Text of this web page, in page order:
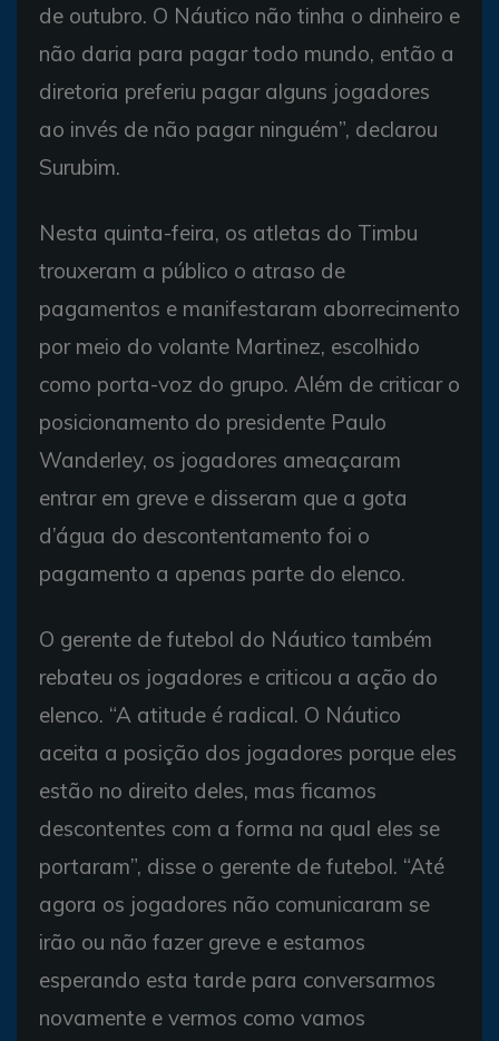
de outubro. O Náutico não tinha o dinheiro e
não daria para pagar todo mundo, então a
diretoria preferiu pagar alguns jogadores
ao invés de não pagar ninguém”, declarou
Surubim.
Nesta quinta-feira, os atletas do Timbu
trouxeram a público o atraso de
pagamentos e manifestaram aborrecimento
por meio do volante Martinez, escolhido
como porta-voz do grupo. Além de criticar o
posicionamento do presidente Paulo
Wanderley, os jogadores ameaçaram
entrar em greve e disseram que a gota
d’água do descontentamento foi o
pagamento a apenas parte do elenco.
O gerente de futebol do Náutico também
rebateu os jogadores e criticou a ação do
elenco. “A atitude é radical. O Náutico
aceita a posição dos jogadores porque eles
estão no direito deles, mas ficamos
descontentes com a forma na qual eles se
portaram”, disse o gerente de futebol. “Até
agora os jogadores não comunicaram se
irão ou não fazer greve e estamos
esperando esta tarde para conversarmos
novamente e vermos como vamos